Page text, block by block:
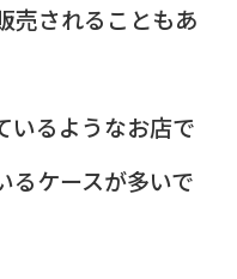
売されることもあ
いるようなお店で
るケースが多いで